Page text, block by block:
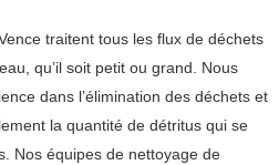
traitent tous les flux de déchets
qu’il soit petit ou grand. Nous
dans l’élimination des déchets et
la quantité de détritus qui se
Nos équipes de nettoyage de